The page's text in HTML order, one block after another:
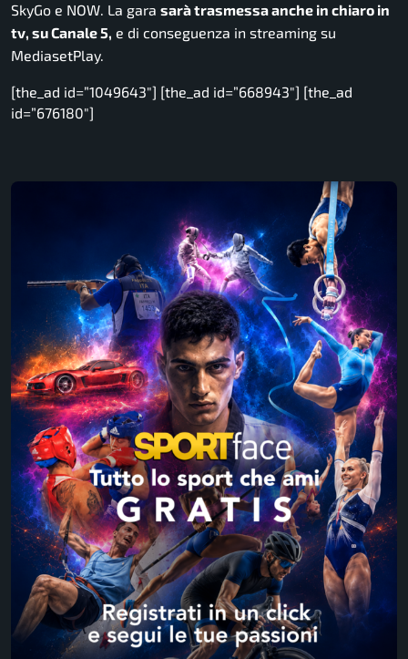
SkyGo e NOW. La gara sarà trasmessa anche in chiaro in
tv, su Canale 5, e di conseguenza in streaming su
MediasetPlay.
[the_ad id=”1049643″] [the_ad id=”668943″] [the_ad
id=”676180″]